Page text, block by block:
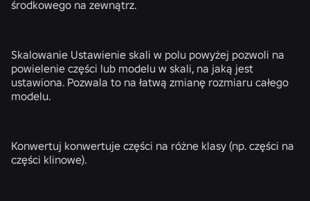
środkowego na zewnątrz.
Skalowanie Ustawienie skali w polu powyżej pozwoli na
powielenie części lub modelu w skali, na jaką jest
ustawiona. Pozwala to na łatwą zmianę rozmiaru całego
modelu.
Konwertuj konwertuje części na różne klasy (np. części na
części klinowe).